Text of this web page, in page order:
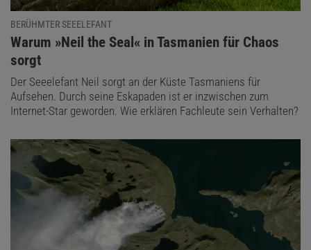
BERÜHMTER SEEELEFANT
:
Warum »Neil the Seal« in Tasmanien für Chaos
sorgt
Der Seeelefant Neil sorgt an der Küste Tasmaniens für
Aufsehen. Durch seine Eskapaden ist er inzwischen zum
Internet-Star geworden. Wie erklären Fachleute sein Verhalten?